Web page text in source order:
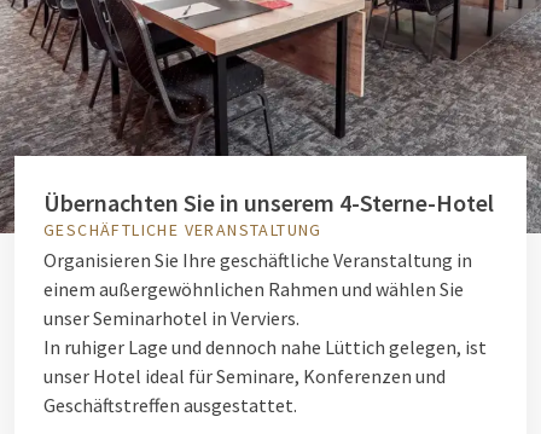
Übernachten Sie in unserem 4-Sterne-Hotel
GESCHÄFTLICHE VERANSTALTUNG
Organisieren Sie Ihre geschäftliche Veranstaltung in
einem außergewöhnlichen Rahmen und wählen Sie
unser Seminarhotel in Verviers.
In ruhiger Lage und dennoch nahe Lüttich gelegen, ist
unser Hotel ideal für Seminare, Konferenzen und
Geschäftstreffen ausgestattet.